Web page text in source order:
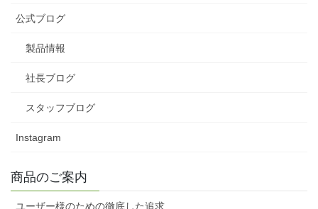
公式ブログ
製品情報
社長ブログ
スタッフブログ
Instagram
商品のご案内
ユーザー様のための徹底した追求